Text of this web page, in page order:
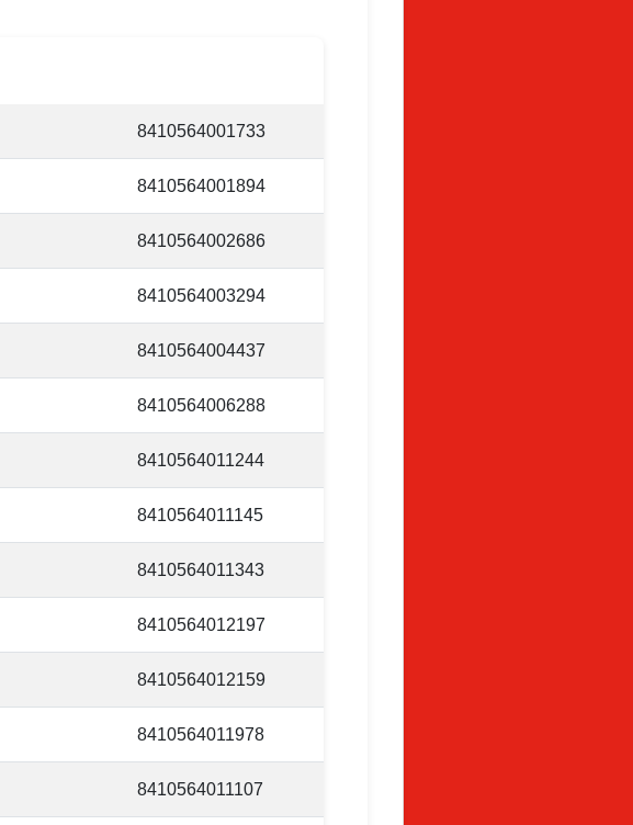
8410564001733
8410564001894
8410564002686
8410564003294
8410564004437
8410564006288
8410564011244
8410564011145
8410564011343
8410564012197
8410564012159
8410564011978
8410564011107